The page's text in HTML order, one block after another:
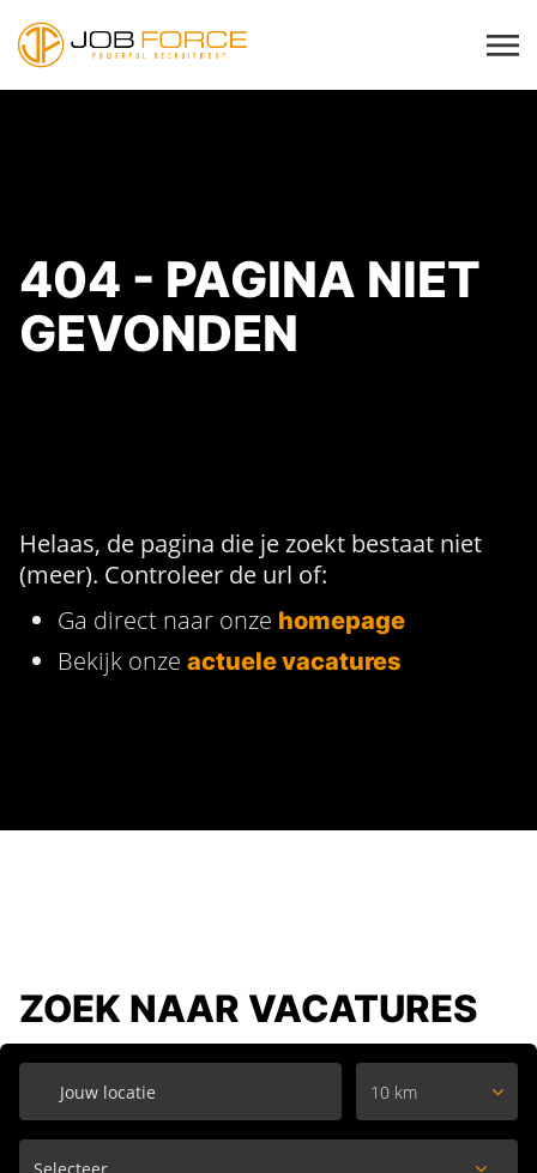
404 - PAGINA NIET
GEVONDEN
Helaas, de pagina die je zoekt bestaat niet
(meer). Controleer de url of:
Ga direct naar onze homepage
Bekijk onze actuele vacatures
ZOEK NAAR VACATURES
10 km